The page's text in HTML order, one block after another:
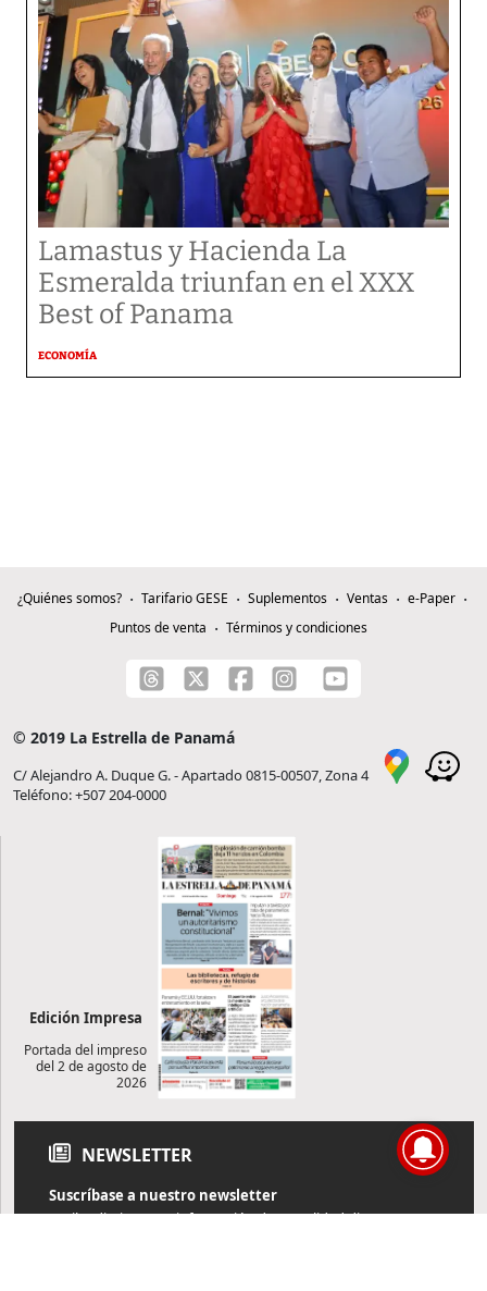
Lamastus y Hacienda La
Esmeralda triunfan en el XXX
Best of Panama
ECONOMÍA
¿Quiénes somos? Tarifario GESE Suplementos Ventas
e-Paper
Puntos de venta
Términos y condiciones
© 2019 La Estrella de Panamá
C/ Alejandro A. Duque G. - Apartado 0815-00507, Zona 4
Teléfono: +507 204-0000
Edición Impresa
Portada del impreso
del 2 de agosto de
2026
NEWSLETTER
Suscríbase a nuestro newsletter
Reciba diariamente información de actualidad directamente en